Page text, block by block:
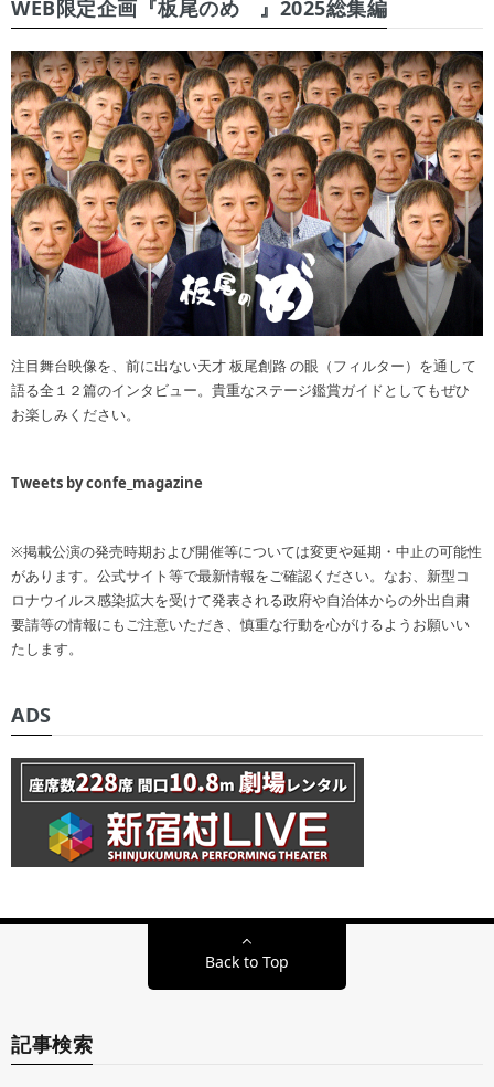
WEB限定企画『板尾のめ゙』2025総集編
注目舞台映像を、前に出ない天才 板尾創路 の眼（フィルター）を通して
語る全１２篇のインタビュー。貴重なステージ鑑賞ガイドとしてもぜひ
お楽しみください。
Tweets by confe_magazine
※掲載公演の発売時期および開催等については変更や延期・中止の可能性
があります。公式サイト等で最新情報をご確認ください。なお、新型コ
ロナウイルス感染拡大を受けて発表される政府や自治体からの外出自粛
要請等の情報にもご注意いただき、慎重な行動を心がけるようお願いい
たします。
ADS
Back to Top
記事検索